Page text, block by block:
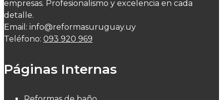
empresas. Profesionalismo y excelencia en cada
detalle.
Email: info@reformasuruguay.uy
Teléfono: 093 920 969
Páginas Internas